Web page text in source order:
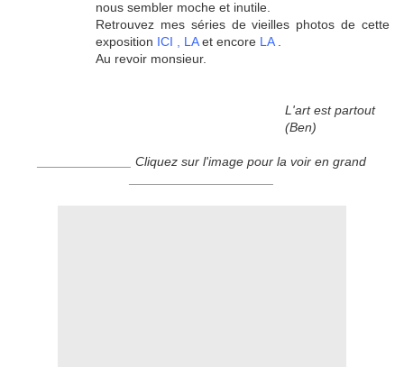
nous sembler moche et inutile.
Retrouvez mes séries de vieilles photos de cette
exposition ICI , LAet encore LA.
Au revoir monsieur.
L'art est partout
(Ben)
_____________ Cliquez sur l'image pour la voir en grand